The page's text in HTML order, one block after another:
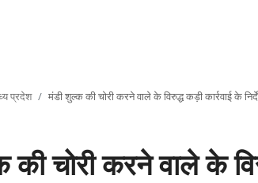
प्रदेश मंडी शुल्क की चोरी करने वाले के विरुद्ध कड़ी कार्रवाई के
चोरी करने वाले के